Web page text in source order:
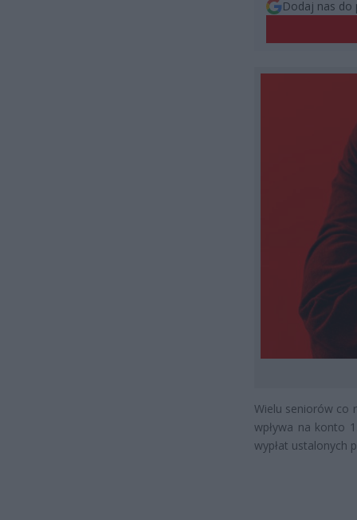
Dodaj nas do
Wielu seniorów co
wpływa na konto
wypłat ustalonych